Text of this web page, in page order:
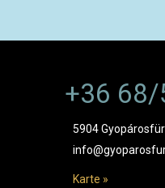
+36
5904
Karte »